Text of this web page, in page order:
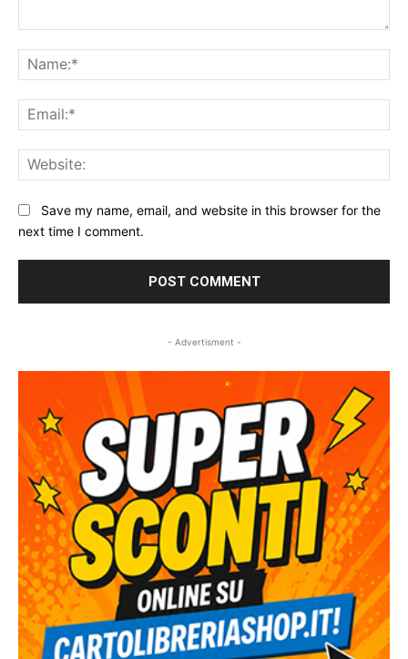
Save my name, email, and website in this browser for the
next time I comment.
- Advertisment -